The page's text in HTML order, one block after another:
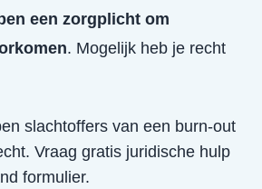
een zorgplicht om
. Mogelijk heb je recht
slachtoffers van een burn-out
. Vraag gratis juridische hulp
formulier.